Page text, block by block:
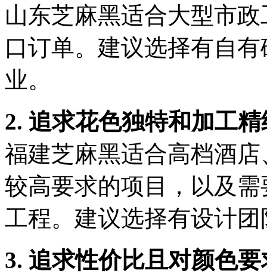
山东芝麻黑适合大型市
口订单。建议选择有自
业。
2. 追求花色独特和加工
福建芝麻黑适合高档酒
较高要求的项目，以及
工程。建议选择有设计
3. 追求性价比且对颜色